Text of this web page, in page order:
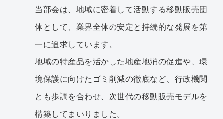
当部会は、地域に密着して活動する移動販売団
体として、業界全体の安定と持続的な発展を第
一に追求しています。
地域の特産品を活かした地産地消の促進や、環
境保護に向けたゴミ削減の徹底など、行政機関
とも歩調を合わせ、次世代の移動販売モデルを
構築してまいりました。